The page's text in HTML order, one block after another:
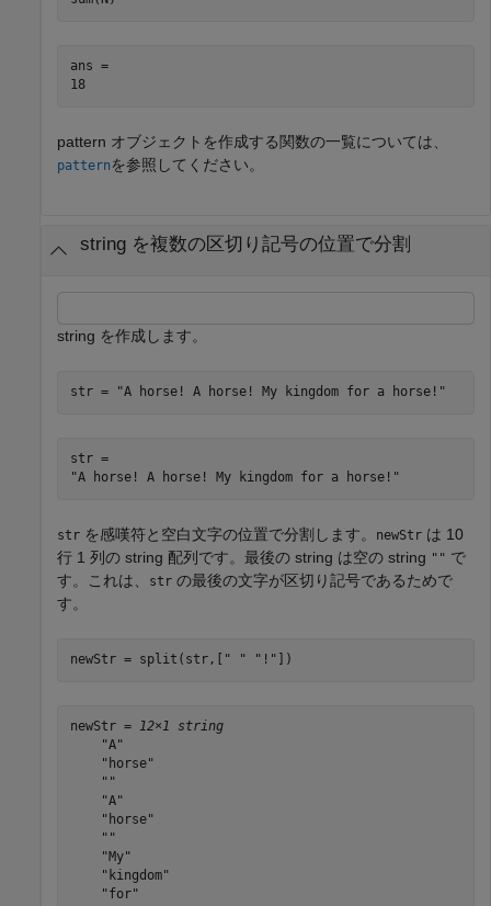
ans =
18
pattern オブジェクトを作成する関数の一覧については、
pattern を参照してください。
string を複数の区切り記号の位置で分割
string を作成します。
str = "A horse! A horse! My kingdom for a horse!"
str =
str を感嘆符と空白文字の位置で分割します。 newStr は 10
行 1 列の string 配列です。最後の string は空の string "" で
す。これは、
str の最後の文字が区切り記号であるためで
す。
newStr = split(str,[ " " "!" ])
newStr = 12×1 string
    "A"
    "horse"
    ""
    "A"
    "horse"
    ""
    "My"
    "kingdom"
    "for"